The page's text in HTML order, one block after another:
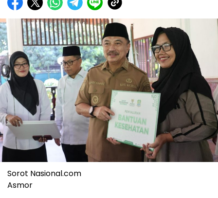
Sorot Nasional.com
Asmor